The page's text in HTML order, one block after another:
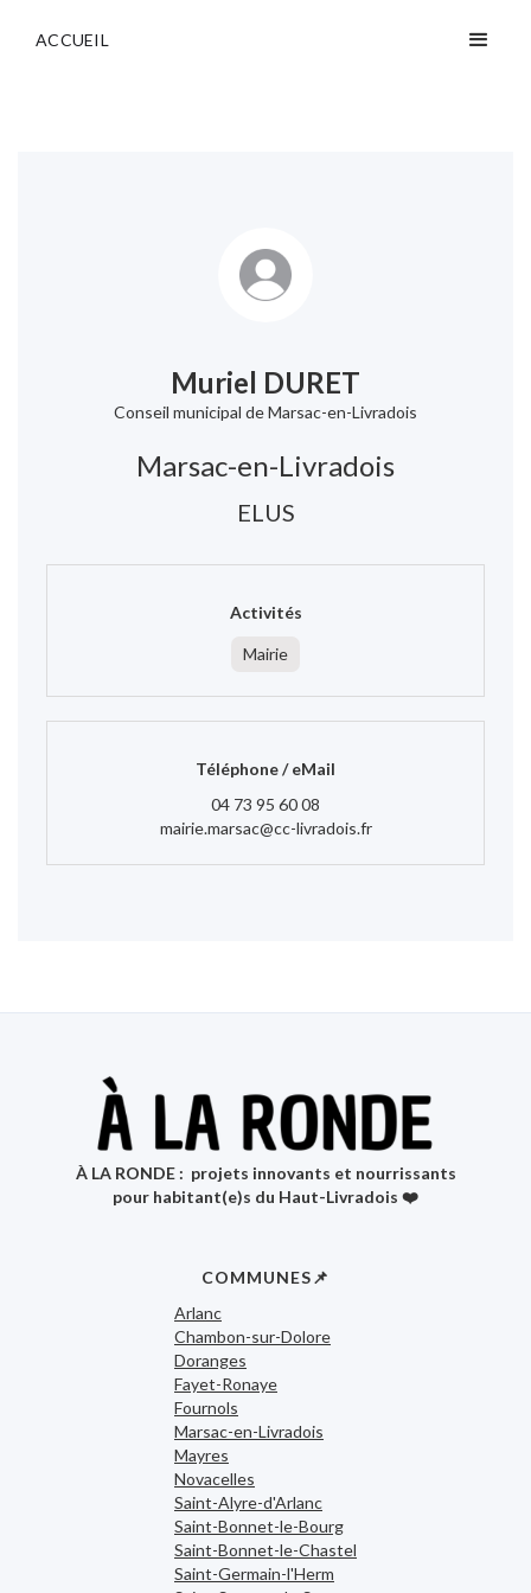
ACCUEIL
Muriel DURET
Conseil municipal de Marsac-en-Livradois
Marsac-en-Livradois
ELUS
Activités
Mairie
Téléphone / eMail
04 73 95 60 08
mairie.marsac@cc-livradois.fr
COMMUNES📌
Arlanc
Chambon-sur-Dolore
Doranges
Fayet-Ronaye
Fournols
Marsac-en-Livradois
Mayres
Novacelles
Saint-Alyre-d'Arlanc
Saint-Bonnet-le-Bourg
Saint-Bonnet-le-Chastel
Saint-Germain-l'Herm
À LA RONDE : projets innovants et nourrissants
pour habitant(e)s du Haut-Livradois ❤️